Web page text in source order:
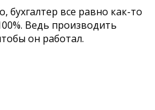
все равно как-то
Ведь производить
он работал.